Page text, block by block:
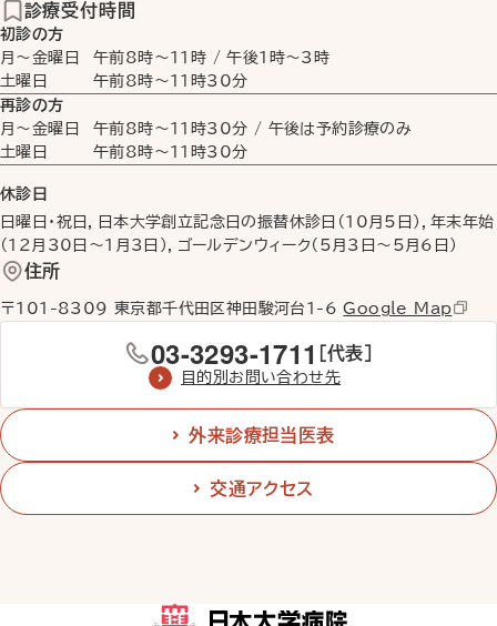
診療受付時間
初診の方
月〜金曜日
午前8時〜11時 /午後1時〜3時
土曜日
午前8時〜11時30分
再診の方
月〜金曜日
午前8時〜11時30分 / 午後は予約診療のみ
土曜日
午前8時〜11時30分
休診日
日曜日・祝日，日本大学創立記念日の振替休診日（10月5日），年末年始
（12月30日〜1月3日），ゴールデンウィーク（5月3日〜5月6日）
住所
〒101-8309 東京都千代田区神田駿河台1-6Google Map
03-3293-1711 ［代表］
目的別お問い合わせ先
外来診療担当医表
交通アクセス